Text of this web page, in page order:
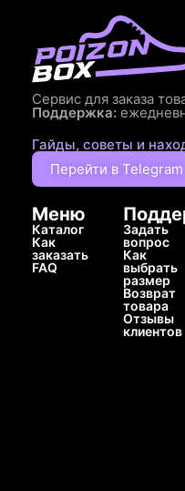
Сервис для заказа
Поддержка:
Гайды, советы и
Перейти в Telegram
Меню
Каталог
Как
заказать
FAQ
Задать
вопрос
Как
выбрать
размер
Возврат
товара
Отзывы
клиентов